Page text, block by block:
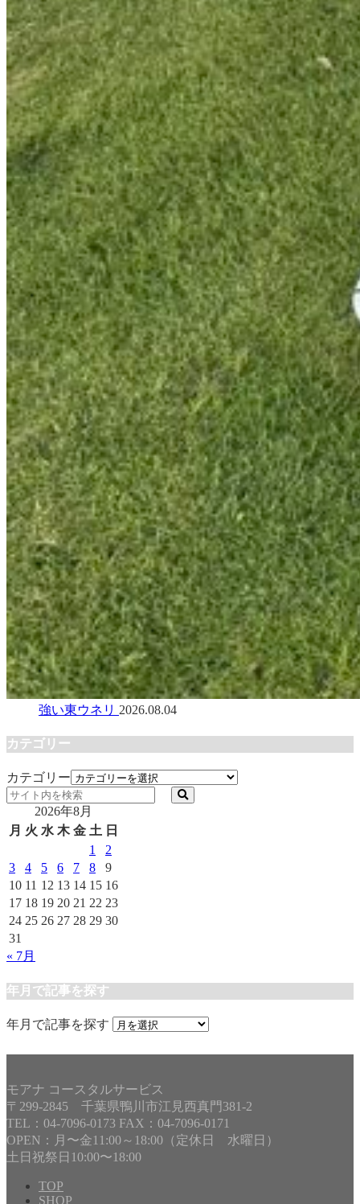
強い東ウネリ 2026.08.04
カテゴリー
カテゴリー
2026年8月
月 火 水 木 金 土 日
1
2
3
4 5 6 7 8
9
10 11 12 13 14 15 16
17 18 19 20 21 22 23
24 25 26 27 28 29 30
31
« 7月
年月で記事を探す
年月で記事を探す
モアナ コースタルサービス
〒299-2845 千葉県鴨川市江見西真門381-2
TEL：04-7096-0173 FAX：04-7096-0171
OPEN：月〜金11:00～18:00（定休日 水曜日）
土日祝祭日10:00〜18:00
TOP
SHOP